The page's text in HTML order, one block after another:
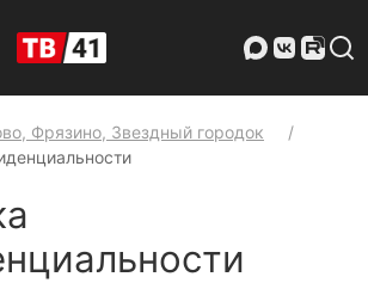
Фрязино, Звездный городок